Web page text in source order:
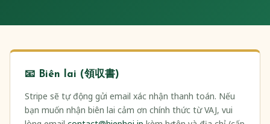
📧 Biên lai (領収書)
Stripe sẽ tự động gửi email xác nhận thanh toán. Nếu
bạn muốn nhận biên lai cảm ơn chính thức từ VAJ, vui